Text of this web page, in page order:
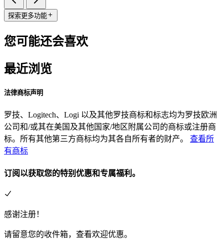
探索更多功能
您可能还会喜欢
最近浏览
法律商标声明
罗技、Logitech、Logi 以及其他罗技商标和标志均为罗技欧洲
公司和/或其在美国及其他国家/地区附属公司的商标或注册商
标。所有其他第三方商标均为其各自所有者的财产。 查看所
有商标
订阅以获取您的特别优惠和专属福利。
感谢注册！
请留意您的收件箱，查看欢迎优惠。